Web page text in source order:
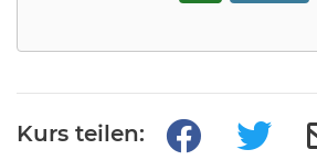
Kurs teilen: